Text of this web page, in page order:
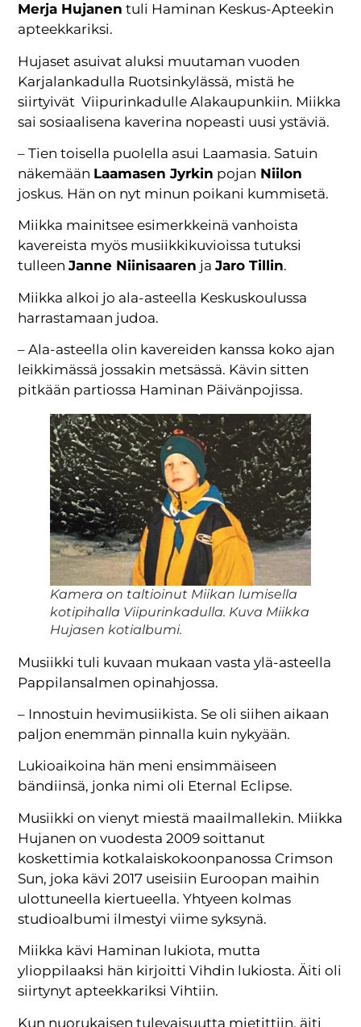
Merja Hujanen tuli Haminan Keskus-Apteekin
apteekkariksi.
Hujaset asuivat aluksi muutaman vuoden
Karjalankadulla Ruotsinkylässä, mistä he
siirtyivät Viipurinkadulle Alakaupunkiin. Miikka
sai sosiaalisena kaverina nopeasti uusi ystäviä.
– Tien toisella puolella asui Laamasia. Satuin
näkemään Laamasen Jyrkin pojan Niilon
joskus. Hän on nyt minun poikani kummisetä.
Miikka mainitsee esimerkkeinä vanhoista
kavereista myös musiikkikuvioissa tutuksi
tulleenJanne Niinisaaren jaJaro Tillin.
Miikka alkoi jo ala-asteella Keskuskoulussa
harrastamaan judoa.
– Ala-asteella olin kavereiden kanssa koko ajan
leikkimässä jossakin metsässä. Kävin sitten
pitkään partiossa Haminan Päivänpojissa.
Kamera on taltioinut Miikan lumisella
kotipihalla Viipurinkadulla. Kuva Miikka
Hujasen kotialbumi.
Musiikki tuli kuvaan mukaan vasta ylä-asteella
Pappilansalmen opinahjossa.
– Innostuin hevimusiikista. Se oli siihen aikaan
paljon enemmän pinnalla kuin nykyään.
Lukioaikoina hän meni ensimmäiseen
bändiinsä, jonka nimi oli Eternal Eclipse.
Musiikki on vienyt miestä maailmallekin. Miikka
Hujanen on vuodesta 2009 soittanut
koskettimia kotkalaiskokoonpanossa Crimson
Sun, joka kävi 2017 useisiin Euroopan maihin
ulottuneella kiertueella. Yhtyeen kolmas
studioalbumi ilmestyi viime syksynä.
Miikka kävi Haminan lukiota, mutta
ylioppilaaksi hän kirjoitti Vihdin lukiosta. Äiti oli
siirtynyt apteekkariksi Vihtiin.
Kun nuorukaisen tulevaisuutta mietittiin, äiti